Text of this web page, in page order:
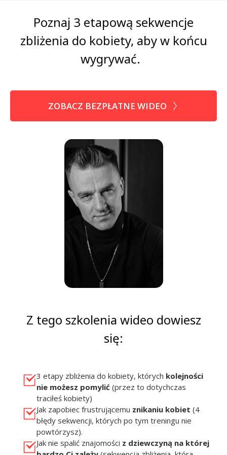
Poznaj 3 etapową sekwencje
zbliżenia do kobiety, aby w końcu
wygrywać.
ZOBACZ BEZPŁATNE WIDEO
Z tego szkolenia wideo dowiesz
się:
3 etapy zbliżenia do kobiety, których kolejności
nie możesz pomylić (przez to dotychczas
traciłeś kobiety)
Jak zapobiec frustrującemu znikaniu kobiet(4
błędy sekwencji, których po tym treningu nie
powtórzysz).
Jak nie spalić znajomości z dziewczyną na której